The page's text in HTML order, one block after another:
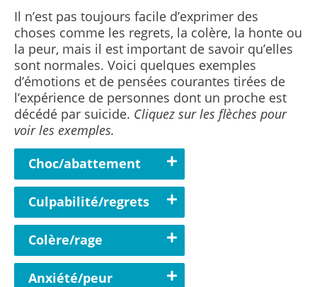
Il n’est pas toujours facile d’exprimer des
choses comme les regrets, la colère, la honte ou
la peur, mais il est important de savoir qu’elles
sont normales. Voici quelques exemples
d’émotions et de pensées courantes tirées de
l’expérience de personnes dont un proche est
décédé par suicide. Cliquez sur les flèches pour
voir les exemples.
Choc/abattement
Culpabilité/regrets
Colère/rage
Anxiété/peur